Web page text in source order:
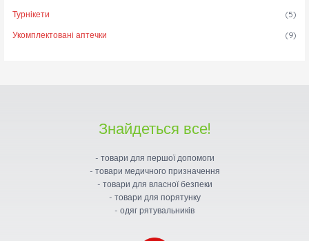
Турнікети
(5)
Укомплектовані аптечки
(9)
Знайдеться все!
- товари для першої допомоги
- товари медичного призначення
- товари для власної безпеки
- товари для порятунку
- одяг рятувальників